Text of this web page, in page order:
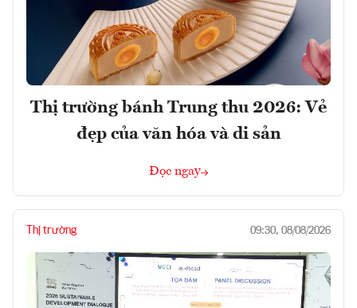
Thị trường bánh Trung thu 2026: Vẻ
đẹp của văn hóa và di sản
Đọc ngay
Thị trường 09:30, 08/08/2026